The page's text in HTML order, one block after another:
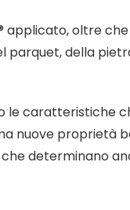
applicato, oltre
parquet, della
le caratteristiche
nuove proprietà
che determinano